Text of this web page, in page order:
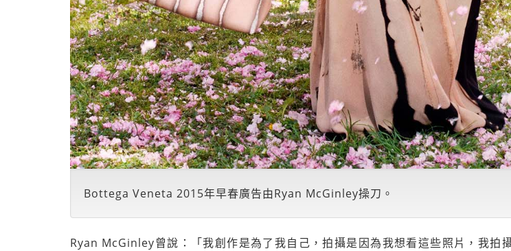
Bottega Veneta 2015年早春廣告由Ryan McGinley操刀。
Ryan McGinley曾說：「我創作是為了我自己，拍攝是因為我想看這些照片，我拍